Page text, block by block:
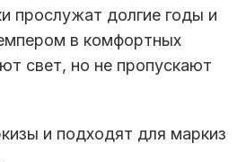
прослужат долгие годы и
в комфортных
свет, но не пропускают
и подходят для маркиз